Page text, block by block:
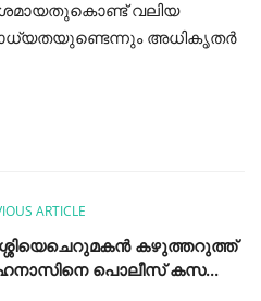
വലിയ
അധികൃതർ
ARTICLE
കഴുത്തറുത്ത്
പൊലീസ് കസ...